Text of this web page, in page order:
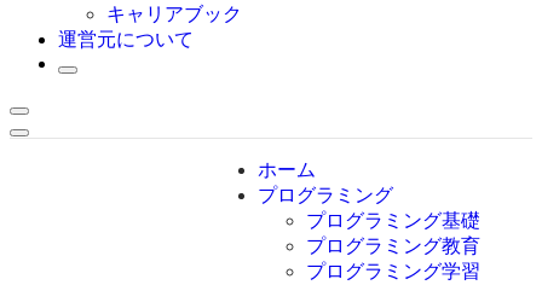
キャリアブック
運営元について
ホーム
プログラミング
プログラミング基礎
プログラミング教育
プログラミング学習